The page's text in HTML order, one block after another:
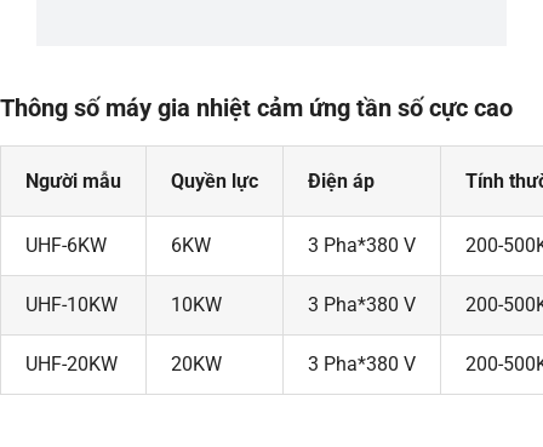
Thông số máy gia nhiệt cảm ứng tần số cực cao
Người mẫu Quyền lực Điện áp Tính
UHF-6KW 6KW 3 Pha*380 V 200-
UHF-10KW 10KW 3 Pha*380 V 200-
UHF-20KW 20KW 3 Pha*380 V 200-